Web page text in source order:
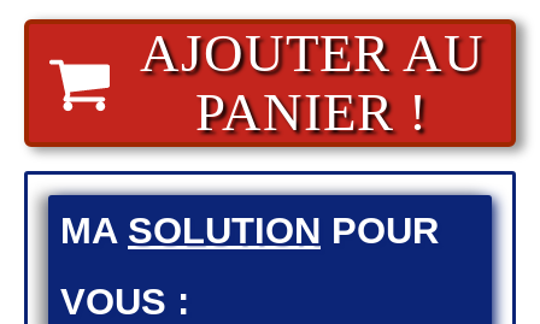
AJOUTER AU
PANIER !
​MA SOLUTION POUR
VOUS :